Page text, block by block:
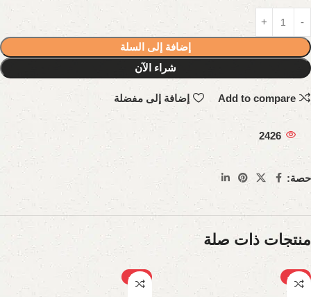
إضافة إلى السلة
شراء الآن
Add to compare إضافة إلى مفضلة
2426
حصة:
منتجات ذات صلة
-24%
-24%